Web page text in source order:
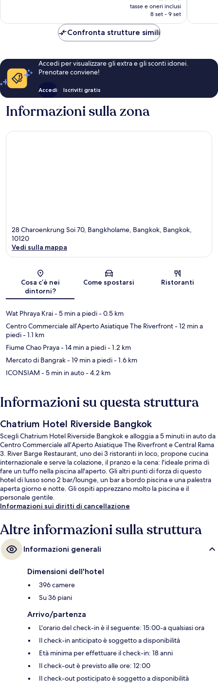
prezzo
attuale
231 €
tasse e oneri inclusi
8 set - 9 set
Confronta strutture simili
Accedi per visualizzare gli extra e gli sconti idonei.
Prenotare conviene!
Accedi Iscriviti gratis
Informazioni sulla zona
28 Charoenkrung Soi 70, Bangkholame, Bangkok, Bangkok,
10120
Vedi sulla mappa
Cosa c’è nei
dintorni?
Come spostarsi Ristoranti
Wat Phraya Krai- 5 min a piedi- 0.5 km
Centro Commerciale all’Aperto Asiatique The Riverfront- 12 min a
piedi- 1.1 km
Fiume Chao Praya- 14 min a piedi- 1.2 km
Mercato di Bangrak- 19 min a piedi- 1.6 km
ICONSIAM - 5 min in auto- 4.2 km
Informazioni su questa struttura
Chatrium Hotel Riverside Bangkok
Scegli Chatrium Hotel Riverside Bangkok e alloggia a 5 minuti in auto da
Centro Commerciale all’Aperto Asiatique The Riverfront e Central Rama
3. River Barge Restaurant, uno dei 3 ristoranti in loco, propone cucina
internazionale e serve la colazione, il pranzo e la cena: l'ideale prima di
fare un tuffo nella piscina all'aperto. Gli altri punti di forza di questo
hotel di lusso sono 2 bar/lounge, un bar a bordo piscina e una palestra
aperta giorno e notte. Gli ospiti apprezzano molto la piscina e il
personale gentile.
Informazioni sui diritti di cancellazione
Altre informazioni sulla struttura
Informazioni generali
Dimensioni dell'hotel
396 camere
Su 36 piani
Arrivo/partenza
L'orario del check-in è il seguente: 15:00-a qualsiasi ora
Il check-in anticipato è soggetto a disponibilità
Età minima per effettuare il check-in: 18 anni
Il check-out è previsto alle ore: 12:00
Il check-out posticipato è soggetto a disponibilità